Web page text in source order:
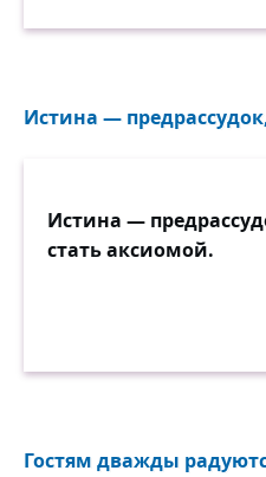
Истина —
Истина —
стать аксиомой.
Гостям дважды